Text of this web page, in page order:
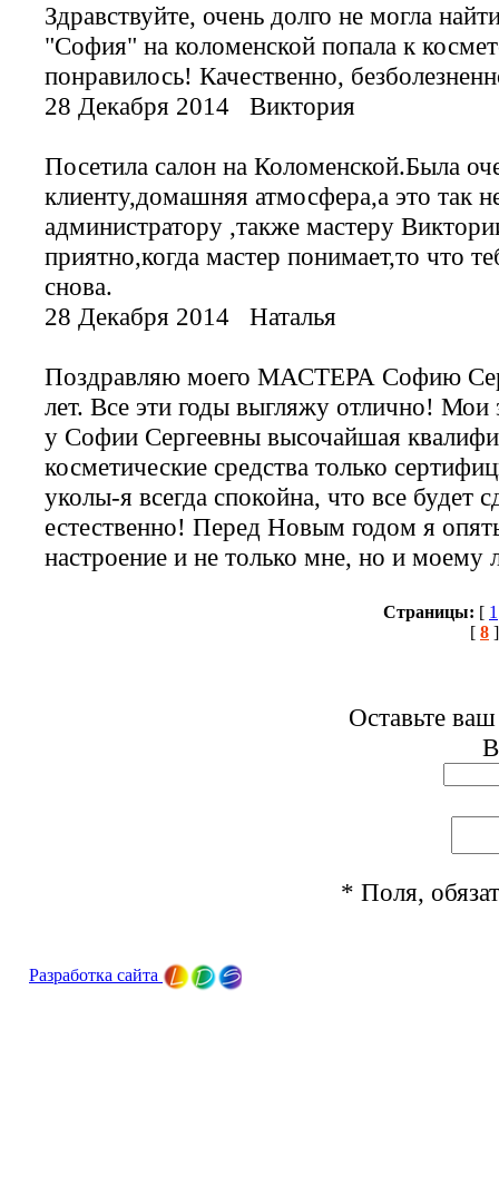
Здравствуйте, очень долго не могла
"София" на коломенской попала к
понравилось! Качественно,
28 Декабря 2014 Виктория
Посетила салон на Коломенской.Была
клиенту,домашняя атмосфера,а это так
администратору ,также мастеру
приятно,когда мастер понимает,то что
снова.
28 Декабря 2014 Наталья
Поздравляю моего МАСТЕРА Софию
лет. Все эти годы выгляжу отлично!
у Софии Сергеевны высочайшая
косметические средства только
уколы-я всегда спокойна, что все будет
естественно! Перед Новым годом я
настроение и не только мне, но и
Страницы: [ 1
[ 8
Оставьте
* Поля,
Разработка сайта